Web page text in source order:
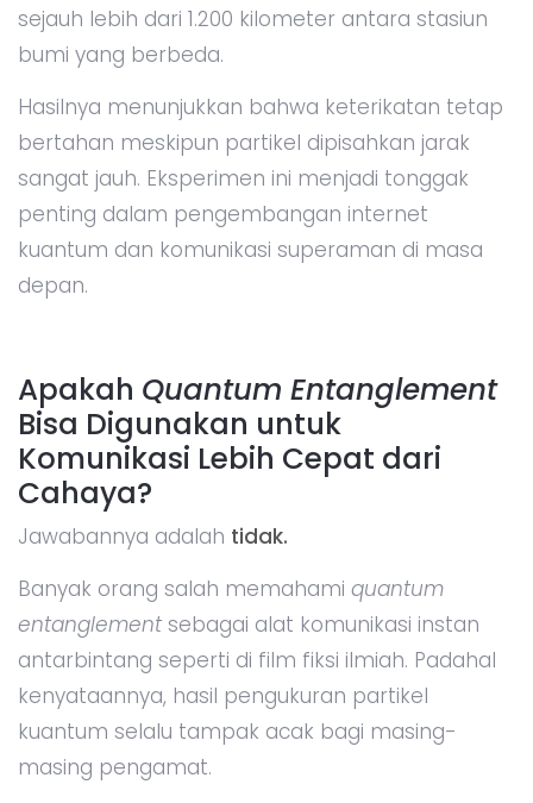
sejauh lebih dari 1.200 kilometer antara stasiun
bumi yang berbeda.
Hasilnya menunjukkan bahwa keterikatan tetap
bertahan meskipun partikel dipisahkan jarak
sangat jauh. Eksperimen ini menjadi tonggak
penting dalam pengembangan internet
kuantum dan komunikasi superaman di masa
depan.
Apakah Quantum Entanglement
Bisa Digunakan untuk
Komunikasi Lebih Cepat dari
Cahaya?
Jawabannya adalah tidak.
Banyak orang salah memahami quantum
entanglement sebagai alat komunikasi instan
antarbintang seperti di film fiksi ilmiah. Padahal
kenyataannya, hasil pengukuran partikel
kuantum selalu tampak acak bagi masing-
masing pengamat.